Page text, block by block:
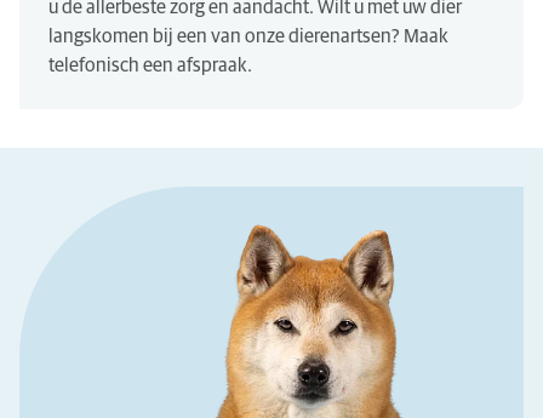
u de allerbeste zorg en aandacht. Wilt u met uw dier
langskomen bij een van onze dierenartsen? Maak
telefonisch een afspraak.